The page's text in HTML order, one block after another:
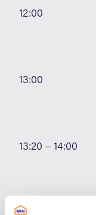
12:00
13:00
13:20 – 14:00